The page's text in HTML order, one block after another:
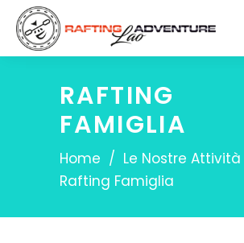
RAFTING
FAMIGLIA
Home / Le Nostre Attività
Rafting Famiglia